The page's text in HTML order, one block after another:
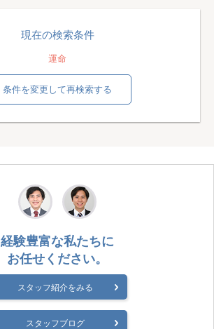
現在の検索条件
運命
条件を変更して再検索する
経験豊富な私たちに
お任せください。
スタッフ紹介をみる
スタッフブログ